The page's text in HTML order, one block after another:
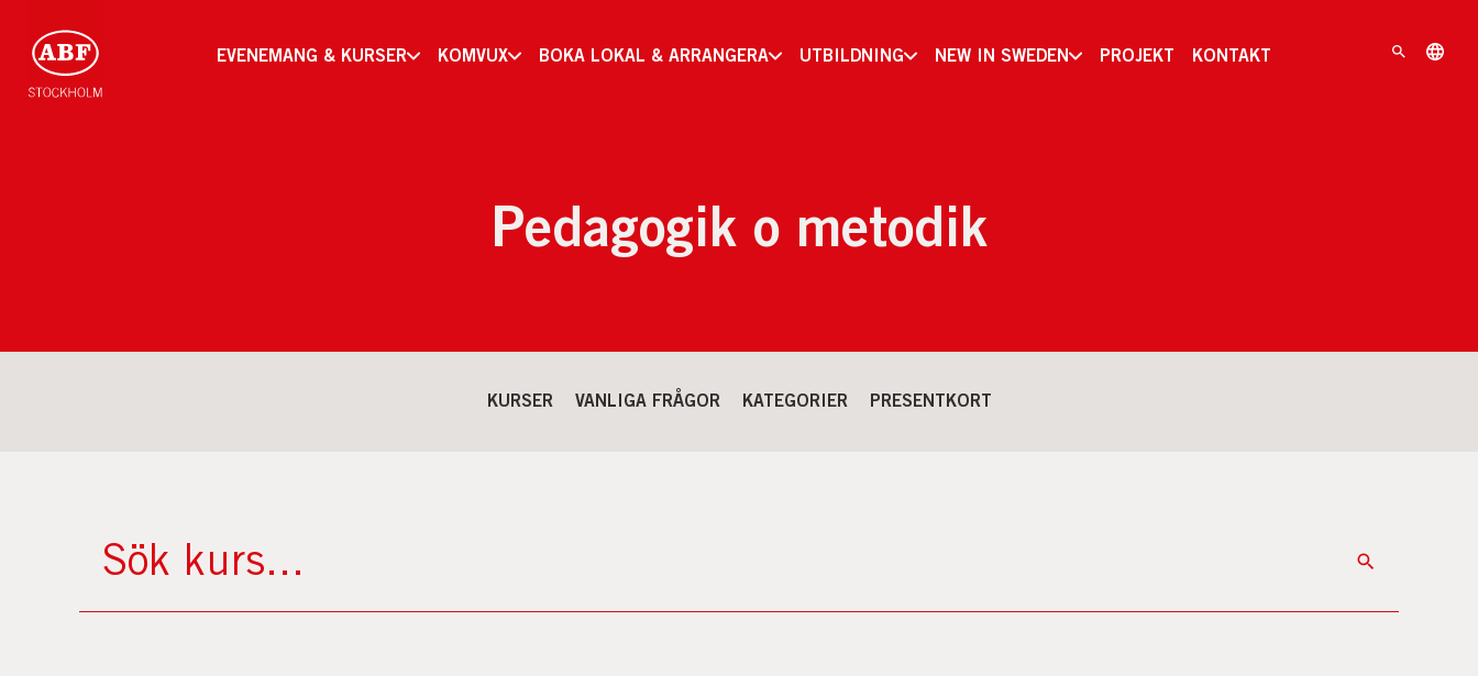
EVENEMANG & KURSER KOMVUX BOKA LOKAL & ARRANGERA UTBILDNING NEW IN SWEDEN PROJEKT KONTAKT
Pedagogik o metodik
KURSER VANLIGA FRÅGOR KATEGORIER PRESENTKORT